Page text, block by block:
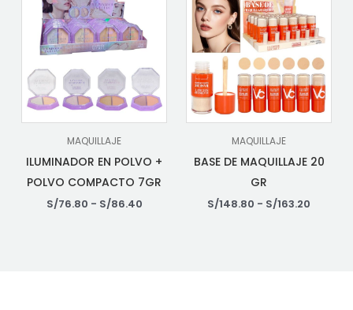
MAQUILLAJE
ILUMINADOR EN POLVO +
POLVO COMPACTO 7GR
S/76.80 - S/86.40
MAQUILLAJE
BASE DE MAQUILLAJE 20
GR
S/148.80 - S/163.20